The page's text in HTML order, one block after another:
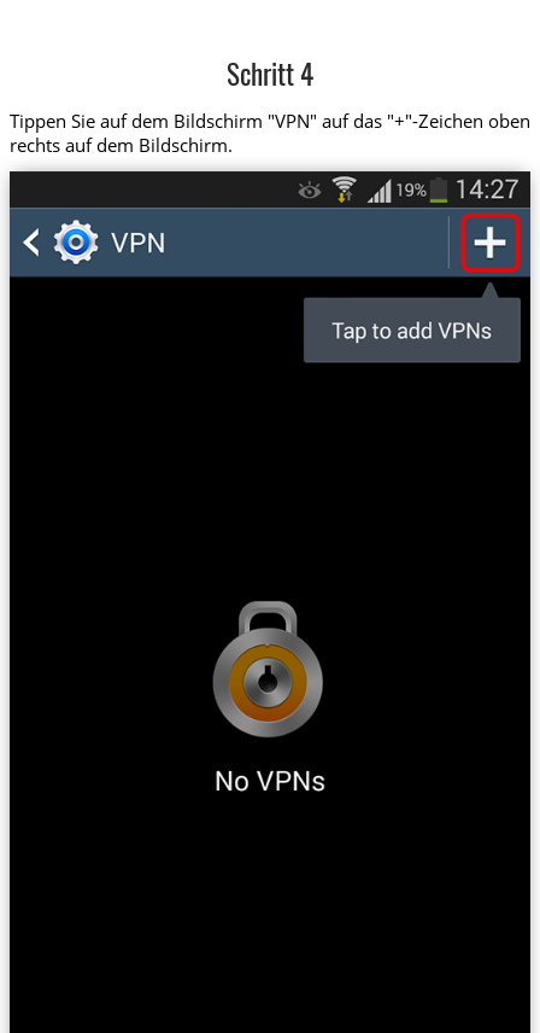
Schritt 4
Tippen Sie auf dem Bildschirm "VPN" auf das "+"-Zeichen oben
rechts auf dem Bildschirm.